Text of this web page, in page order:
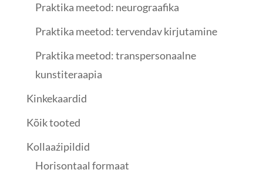
Praktika meetod: neurograafika
Praktika meetod: tervendav kirjutamine
Praktika meetod: transpersonaalne
kunstiteraapia
Kinkekaardid
Kõik tooted
Kollaaźipildid
Horisontaal formaat